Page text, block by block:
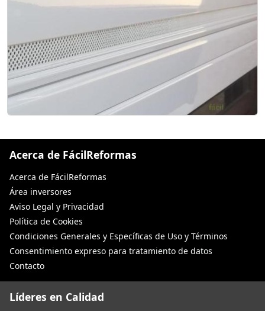
Acerca de FácilReformas
Acerca de FácilReformas
Área inversores
Aviso Legal y Privacidad
Política de Cookies
Condiciones Generales y Específicas de Uso y Términos
Consentimiento expreso para tratamiento de datos
Contacto
Líderes en Calidad